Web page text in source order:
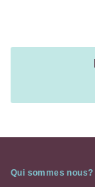
Qui sommes nous?